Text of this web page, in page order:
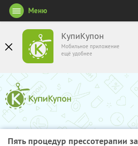
КупиКупон
Мобильное приложение
ещё удобнее
Меню
Пять процедур прессотерапии за